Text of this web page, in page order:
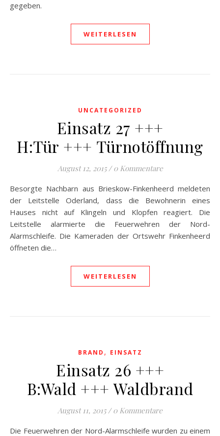
gegeben.
WEITERLESEN
UNCATEGORIZED
Einsatz 27 +++
H:Tür +++ Türnotöffnung
August 12, 2015 / 0 Kommentare
Besorgte Nachbarn aus Brieskow-Finkenheerd meldeten
der Leitstelle Oderland, dass die Bewohnerin eines
Hauses nicht auf Klingeln und Klopfen reagiert. Die
Leitstelle alarmierte die Feuerwehren der Nord-
Alarmschleife. Die Kameraden der Ortswehr Finkenheerd
öffneten die…
WEITERLESEN
BRAND , EINSATZ
Einsatz 26 +++
B:Wald +++ Waldbrand
August 11, 2015 / 0 Kommentare
Die Feuerwehren der Nord-Alarmschleife wurden zu einem